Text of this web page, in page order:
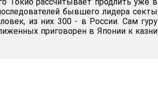
бывшего лидера секты
из них 300 - в России. Сам гуру
приговорен в Японии к казни